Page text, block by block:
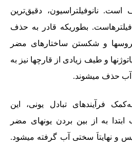
نانوفیلتراسیون، دقیق‌ترین
بطوریکه قادر به حذف
ویروسها و شکستن ساختارهای مضر
و طیف زیادی از قارچها نیز به
آب حذف میشوند.
فرآیندهای تبادل یونی، این
به از بین بردن یونهای مضر
و نهایتاَ سختی آب گرفته میشود.